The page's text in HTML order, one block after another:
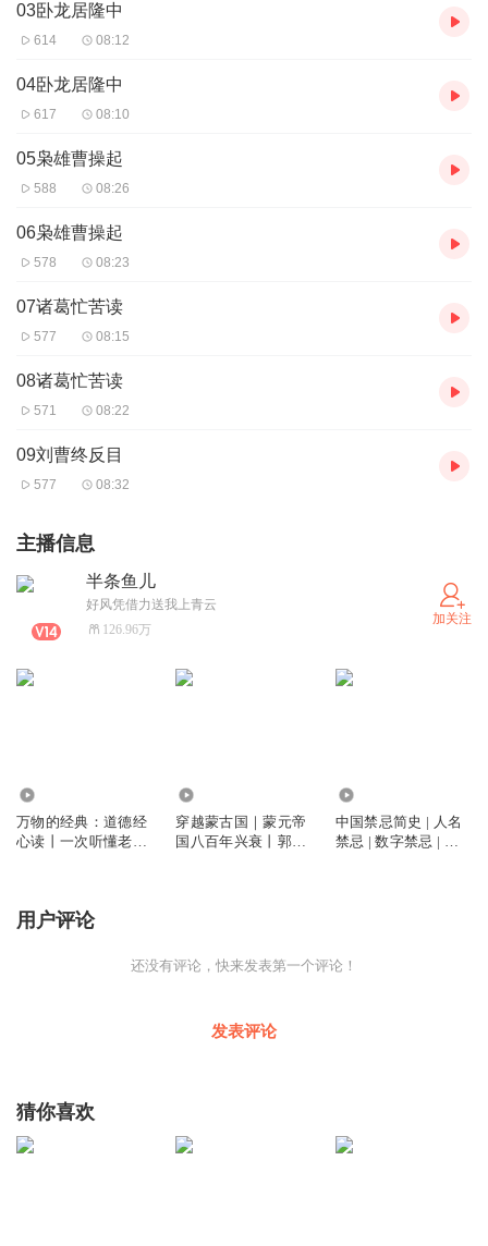
03卧龙居隆中
614 08:12
04卧龙居隆中
617 08:10
05枭雄曹操起
588 08:26
06枭雄曹操起
578 08:23
07诸葛忙苦读
577 08:15
08诸葛忙苦读
571 08:22
09刘曹终反目
577 08:32
主播信息
半条鱼儿
好风凭借力送我上青云
126.96万
加关注
万物的经典：道德经
心读丨一次听懂老子
穿越蒙古国｜蒙元帝
国八百年兴衰丨郭建
中国禁忌简史 | 人名
禁忌 | 数字禁忌 | 居
用户评论
还没有评论，快来发表第一个评论！
发表评论
猜你喜欢